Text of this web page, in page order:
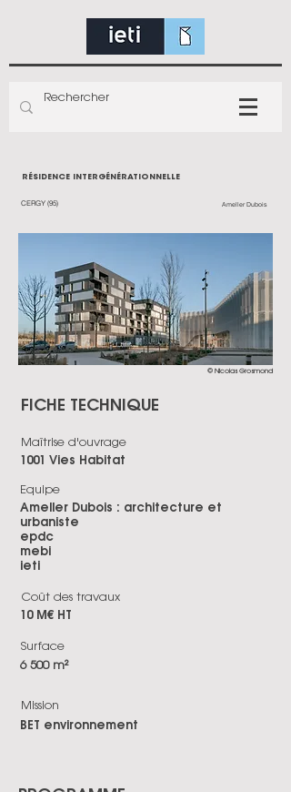
RÉSIDENCE INTERGÉNÉRATIONNELLE
CERGY (95) Ameller Dubois
© Nicolas Grosmond
FICHE TECHNIQUE
Maîtrise d'ouvrage
1001 Vies Habitat
Equipe
Ameller Dubois : architecture et
urbaniste
epdc
mebi
ieti
Coût des travaux
10 M€ HT
Surface
6 500 m²
Mission
BET environnement